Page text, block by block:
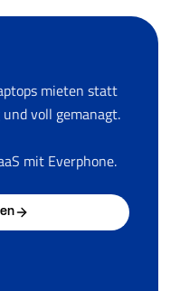
mieten statt
voll gemanagt.
mit Everphone.